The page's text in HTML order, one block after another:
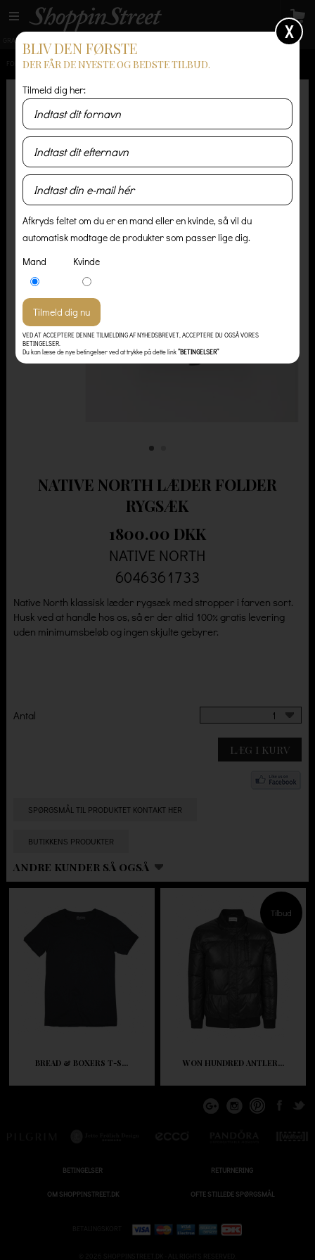
GRATIS LEVERING
FORSIDE / HERRE / ACCESSORIES / NATIVE NORTH LÆDER FOLDER RYGSÆK
NATIVE NORTH LÆDER FOLDER
RYGSÆK
1800.00 DKK
NATIVE NORTH
6046361733
Native North klassisk læder rygsæk med stropper i farven sort.
Husk ved at handle hos os, så er der altid 100% gratis levering
uden minimumsbeløb og ingen skjulte gebyrer.
Antal 1
LÆG I KURV
SPØRGSMÅL TIL PRODUKTET KONTAKT HER
BUTIKKENS PRODUKTER
ANDRE KUNDER SÅ OGSÅ
BREAD & BOXERS T-S...
Tilbud
WON HUNDRED ANTLER...
BETINGELSER RETURNERING
OM SHOPPINSTREET.DK OFTE STILLEDE SPØRGSMÅL
X
BLIV DEN FØRSTE
DER FÅR DE NYESTE OG BEDSTE TILBUD.
Tilmeld dig her:
Afkryds feltet om du er en mand eller en kvinde, så vil du
automatisk modtage de produkter som passer lige dig.
Mand
Kvinde
VED AT ACCEPTERE DENNE TILMELDING AF NYHEDSBREVET, ACCEPTERE DU OGSÅ VORES
BETINGELSER.
Du kan læse de nye betingelser ved at trykke på dette link”BETINGELSER”